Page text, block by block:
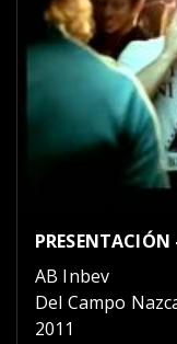
AB Inbev
Del Campo
2011